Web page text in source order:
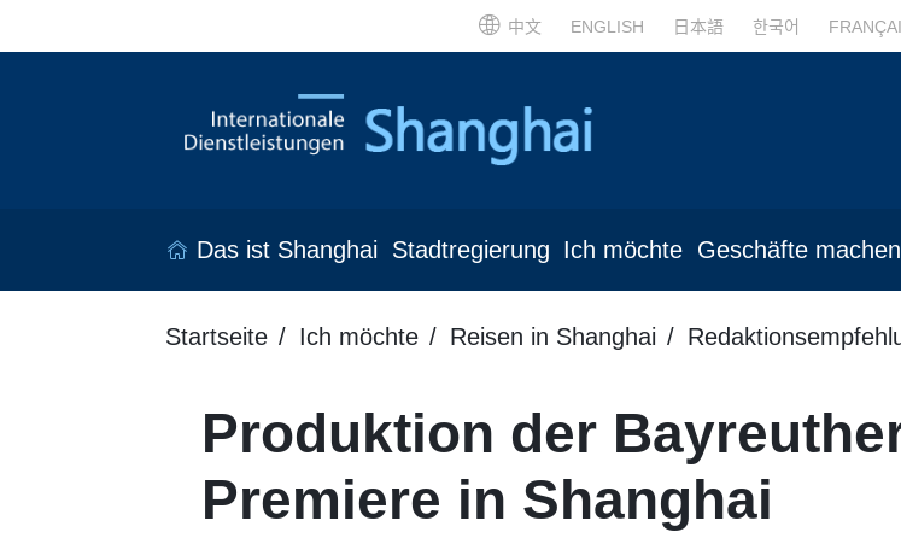
中文 ENGLISH 日本語 한국어
Das ist Shanghai Stadtregierung Ich möchte Geschäfte machen
Startseite Ich möchte Reisen in Shanghai
Produktion der
Premiere in Shanghai